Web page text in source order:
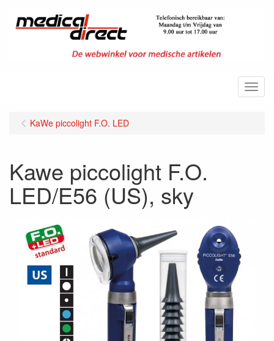
Menu
KaWe piccolight F.O. LED
Kawe piccolight F.O.
LED/E56 (US), sky